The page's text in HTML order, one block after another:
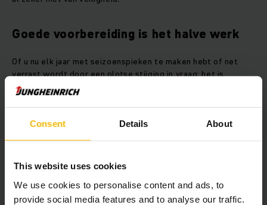
Consent Details About
This website uses cookies
We use cookies to personalise content and ads, to
provide social media features and to analyse our traffic.
Goede voorbereiding is het halve werk
Of u nu elk jaar met seizoenspieken te maken hebt of net
verrast wordt door een plotse stijging in vraag: het is
geruststellend om te weten dat er altijd een oplossing
beschikbaar is. Met korte termijn huur houdt u uw magazijn
flexibel, efficiënt en kostenefficiënt.
Tijdelijke promotie